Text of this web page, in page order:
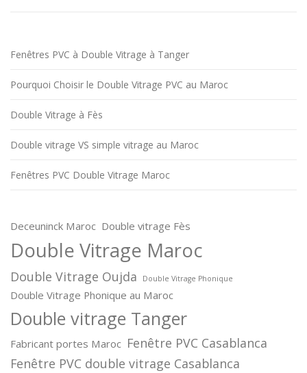
Fenêtres PVC à Double Vitrage à Tanger
Pourquoi Choisir le Double Vitrage PVC au Maroc
Double Vitrage à Fès
Double vitrage VS simple vitrage au Maroc
Fenêtres PVC Double Vitrage Maroc
Deceuninck Maroc Double vitrage Fès
Double Vitrage Maroc
Double Vitrage Oujda Double Vitrage Phonique
Double Vitrage Phonique au Maroc
Double vitrage Tanger
Fabricant portes Maroc Fenêtre PVC Casablanca
Fenêtre PVC double vitrage Casablanca